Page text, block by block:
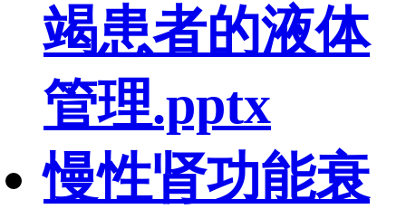
竭患者的液体
管理.pptx
慢性肾功能衰